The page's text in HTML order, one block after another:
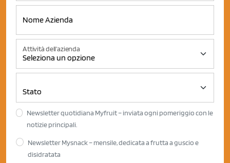
Attività dell'azienda
Newsletter quotidiana Myfruit – inviata ogni pomeriggio con le
notizie principali.
Newsletter Mysnack – mensile, dedicata a frutta a guscio e
disidratata